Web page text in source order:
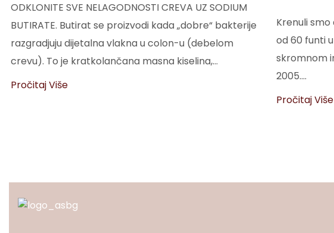
ODKLONITE SVE NELAGODNOSTI CREVA UZ SODIUM
BUTIRATE. Butirat se proizvodi kada „dobre“ bakterije
razgradjuju dijetalna vlakna u colon-u (debelom
crevu). To je kratkolančana masna kiselina,...
Pročitaj Više
Krenuli
od 60 funti
skromnom
2005....
Pročitaj Više